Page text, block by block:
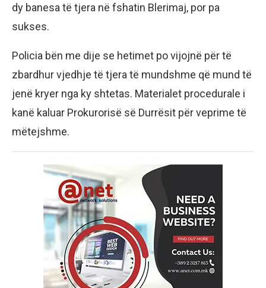
dy banesa të tjera në fshatin Blerimaj, por pa
sukses.
Policia bën me dije se hetimet po vijojnë për të
zbardhur vjedhje të tjera të mundshme që mund të
jenë kryer nga ky shtetas. Materialet procedurale i
kanë kaluar Prokurorisë së Durrësit për veprime të
mëtejshme.